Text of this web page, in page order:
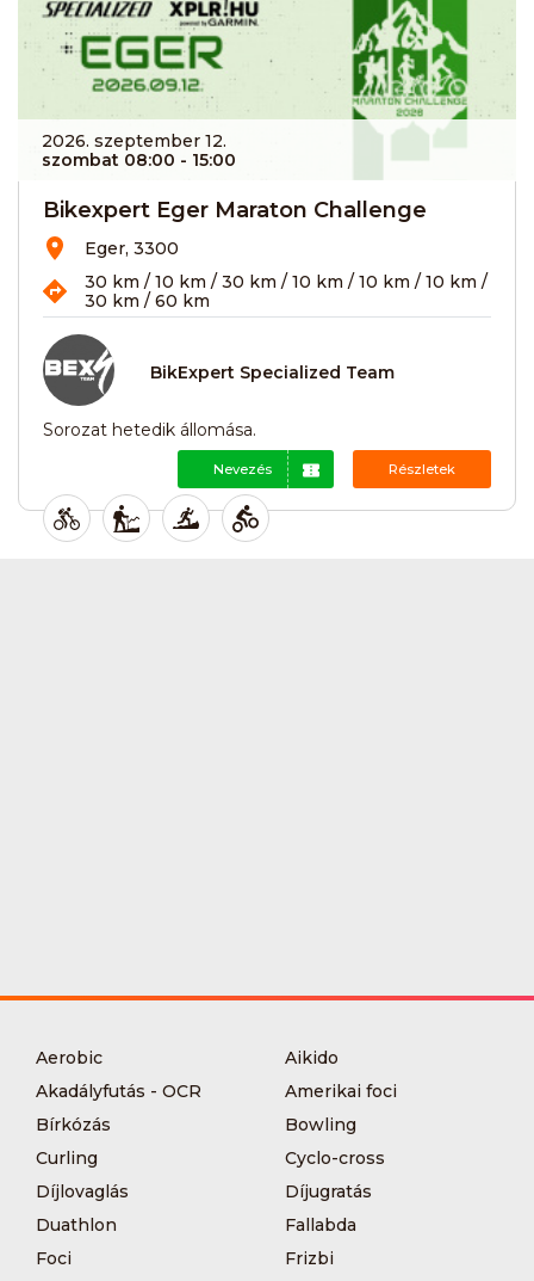
2026. szeptember 12.
szombat 08:00 - 15:00
Bikexpert Eger Maraton Challenge
Eger, 3300
30 km / 10 km / 30 km / 10 km / 10 km / 10 km /
30 km / 60 km
BikExpert Specialized Team
Sorozat hetedik állomása.
Nevezés Részletek
Aerobic
Aikido
Akadályfutás - OCR
Amerikai foci
Bírkózás
Bowling
Curling
Cyclo-cross
Díjlovaglás
Díjugratás
Duathlon
Fallabda
Foci
Frizbi